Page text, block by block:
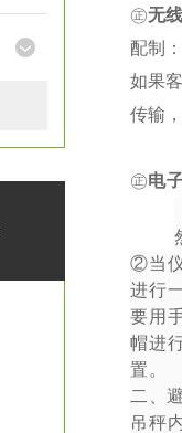
㊣无
配制
如果
传输
㊣电
②当
进行
要用
帽进
置。
二、
吊秤